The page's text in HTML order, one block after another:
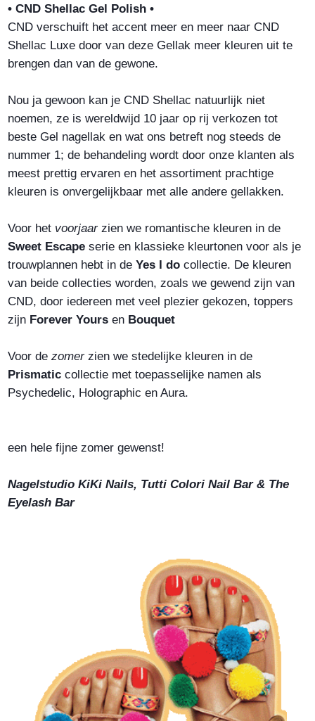
• CND Shellac Gel Polish •
CND verschuift het accent meer en meer naar CND
Shellac Luxe door van deze Gellak meer kleuren uit te
brengen dan van de gewone.
Nou ja gewoon kan je CND Shellac natuurlijk niet
noemen, ze is wereldwijd 10 jaar op rij verkozen tot
beste Gel nagellak en wat ons betreft nog steeds de
nummer 1; de behandeling wordt door onze klanten als
meest prettig ervaren en het assortiment prachtige
kleuren is onvergelijkbaar met alle andere gellakken.
Voor het voorjaarzien we romantische kleuren in de
Sweet Escape serie en klassieke kleurtonen voor als je
trouwplannen hebt in de Yes I do collectie. De kleuren
van beide collecties worden, zoals we gewend zijn van
CND, door iedereen met veel plezier gekozen, toppers
zijn Forever Yours en Bouquet
Voor de zomerzien we stedelijke kleuren in de
Prismatic collectie met toepasselijke namen als
Psychedelic, Holographic en Aura.
een hele fijne zomer gewenst!
Nagelstudio KiKi Nails, Tutti Colori Nail Bar & The
Eyelash Bar